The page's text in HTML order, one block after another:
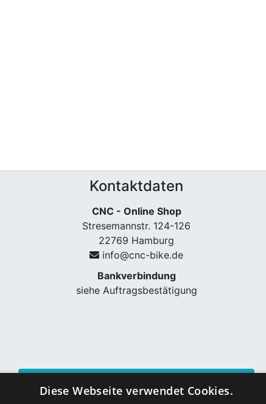
Kontaktdaten
CNC - Online Shop
Stresemannstr. 124-126
22769 Hamburg
info@cnc-bike.de
Bankverbindung
siehe Auftragsbestätigung
Diese Webseite verwendet Cookies.